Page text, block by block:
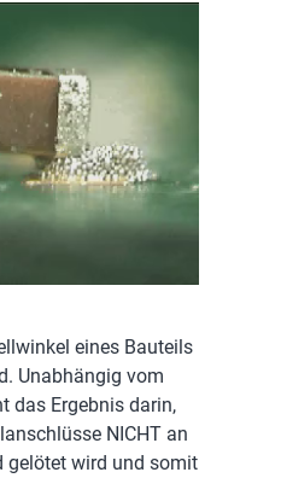
eines Bauteils
Unabhängig vom
das Ergebnis darin,
NICHT an
gelötet wird und somit